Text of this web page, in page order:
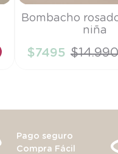
Talla
AÑADIR AL
Bombacho
niña
$7495 $14.
Pago seguro
Compra Fácil